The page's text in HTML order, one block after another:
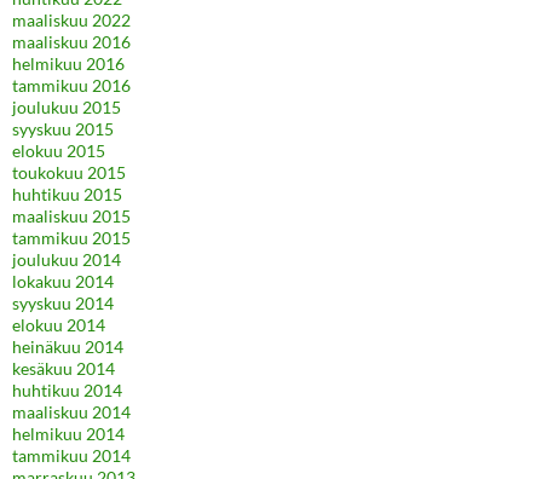
maaliskuu 2022
maaliskuu 2016
helmikuu 2016
tammikuu 2016
joulukuu 2015
syyskuu 2015
elokuu 2015
toukokuu 2015
huhtikuu 2015
maaliskuu 2015
tammikuu 2015
joulukuu 2014
lokakuu 2014
syyskuu 2014
elokuu 2014
heinäkuu 2014
kesäkuu 2014
huhtikuu 2014
maaliskuu 2014
helmikuu 2014
tammikuu 2014